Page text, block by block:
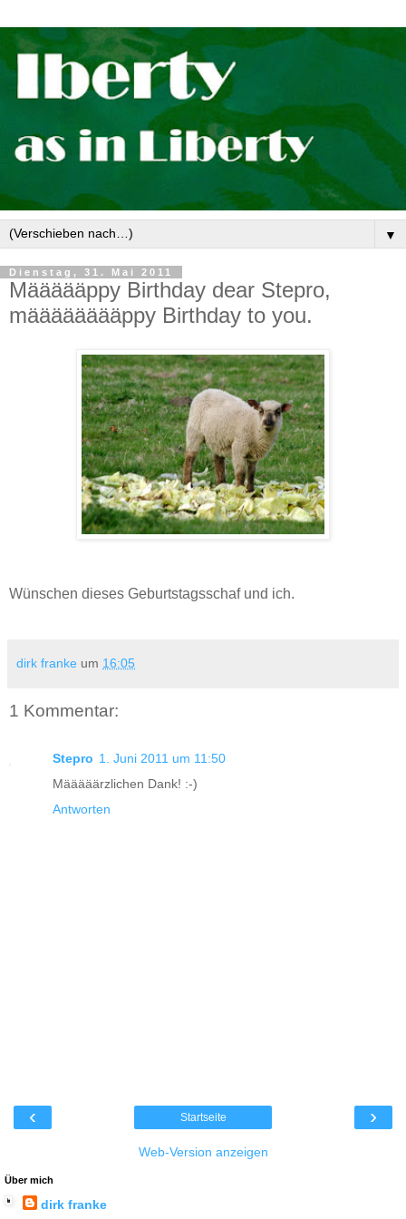
▼
Dienstag, 31. Mai 2011
Määäääppy Birthday dear Stepro,
määääääääppy Birthday to you.
Wünschen dieses Geburtstagsschaf und ich.
dirk franke um 16:05
1 Kommentar:
Stepro 1. Juni 2011 um 11:50
Määääärzlichen Dank! :-)
Antworten
‹ ›
Startseite
Web-Version anzeigen
Über mich
dirk franke